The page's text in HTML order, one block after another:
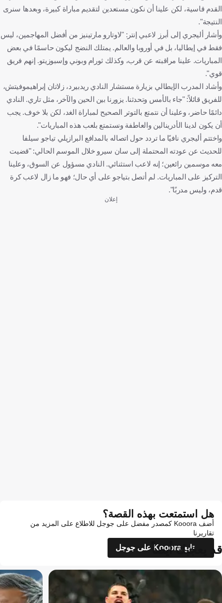
القدم قاسية، لكن علينا أن نكون مستعدين لتقديم مباراة كبيرة، وبعدها سنرى
النتيجة".
وأشار أليجري إلى أبرز لاعبي إنتر: "لاوتارو مارتينيز من أفضل المهاجمين، ليس
فقط في إيطاليا، بل في أوروبا والعالم. يمتلك النضج ليكون حاسمًا في بعض
المباريات. علينا مراقبته عن قرب، وكذلك ثورام وبوني وإسبوزيتو. إنهم فريق
قوي".
وأشاد المدرب الإيطالي بزيارة مستشار النادي ريدبيرد، زلاتان إبراهيموفيتش،
للفريق قائلاً: "جاء بالأمس وتحدثنا. يزورنا بين الحين والآخر، مثل تاري. النادي
دائمًا حاضر، وعلينا أن نتمتع بالتوتر الصحيح لمباراة الغد، لكن بلا خوف. يجب
أن يكون لدينا الأدرينالين والعاطفة ونستمتع بلعب هذه المباريات".
واختتم أليجري نافيًا ما تردد حول اتصاله بالمدافع البرازيلي تياجو سيلفا
للحديث عن عودته المحتملة إلى سان سيرو خلال الموسم الحالي: "قضيت
معه موسمين رائعين؛ إنه لاعب استثنائي. النادي مسؤول عن السوق، وعلينا
التركيز على المباريات. لم أتصل بتياجو على أي حال؛ فهو ما زال لاعب كرة
قدم، وليس مدربًا".
إعلان
هل استمتعت بهذه القصة؟
أضف Kooora كمصدر مفضل على جوجل للاطلاع على المزيد من
تقاريرنا
تابع Kooora على جوجل
قد يعجبك أيضاً